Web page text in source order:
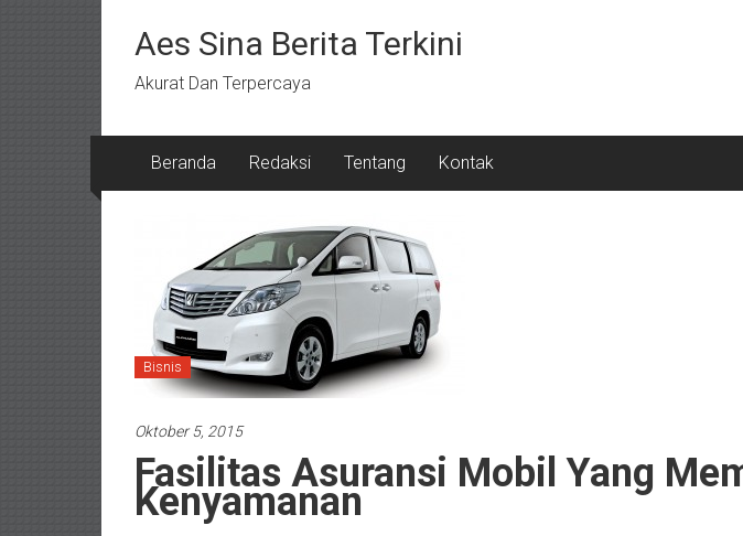
kontenAes Sina Berita Terkini
Akurat Dan Terpercaya
Beranda Redaksi Tentang Kontak
Bisnis
Oktober 5, 2015
Fasilitas Asuransi Mobil Yang
Kenyamanan